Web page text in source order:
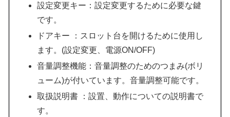
設定変更キー：設定変更するために必要な鍵
です。
ドアキー ：スロット台を開けるために使用し
ます。(設定変更、電源ON/OFF)
音量調整機能：音量調整のためのつまみ(ボリ
ューム)が付いています。音量調整可能です。
取扱説明書 ：設置、動作についての説明書で
す。